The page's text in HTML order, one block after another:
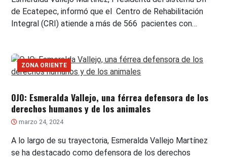
de Ecatepec, informó que el Centro de Rehabilitación
Integral (CRI) atiende a más de 566 pacientes con…
ZONA ORIENTE
OJO: Esmeralda Vallejo, una férrea defensora de los
derechos humanos y de los animales
marzo 24, 2024
A lo largo de su trayectoria, Esmeralda Vallejo Martínez
se ha destacado como defensora de los derechos